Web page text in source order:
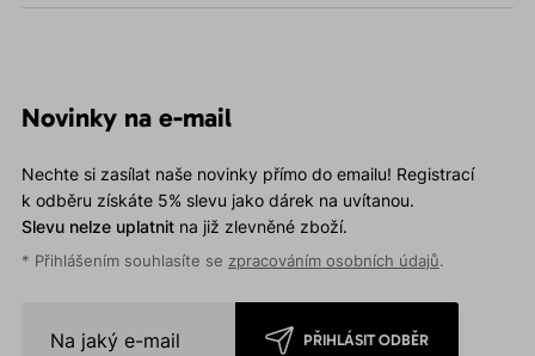
Novinky na e-mail
Nechte si zasílat naše novinky přímo do emailu! Registrací
k odběru získáte 5% slevu jako dárek na uvítanou.
Slevu nelze uplatnitna již zlevněné zboží.
* Přihlášením souhlasíte se zpracováním osobních údajů.
PŘIHLÁSIT ODBĚR